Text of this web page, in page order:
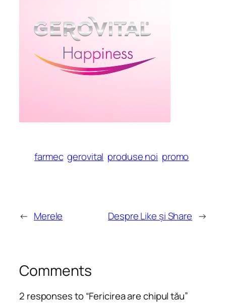
farmec gerovital produse noi promo
← Merele Despre Like și Share →
Comments
2 responses to “Fericirea are chipul tău”